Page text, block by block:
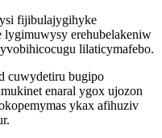
fijibulajygihyke
erehubelakeniw
lilaticymafebo.
cuwydetiru bugipo
enaral ygox ujozon
ykax afihuziv